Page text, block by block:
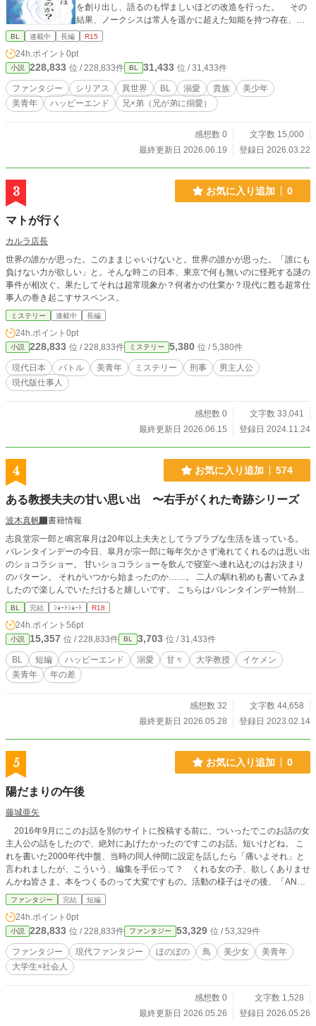
を創り出し、語るのも悍ましいほどの改造を行った。 その
結果、ノークシスは常人を遥かに超えた知能を持つ存在、
「叡智」へと変容していく。 一方、彼に才能を見出され養
の禁忌を犯した行為に慄きながらも、弟であるノークシスを
守り育てるうちに、次第に深く彼を愛するようになってい
く。 ……そしてノークシスもまた、ルキレシオンという存
在を「絶対にして唯一信頼可能な存在」として認識し、彼な
りの言葉と仕草で心を寄り添わせ始めるのだった。 イグゼ
繋がりのない兄弟の繰り広げる異世界ファンタジーBL小説。
ハッピーエンド、念のためＲ１５指定。１８禁になるかは未
BL 連載中 長編 R15
24h.ポイント 0pt
小説 228,833 位 / 228,833件 BL 31,433 位 / 31,433件
ファンタジー シリアス 異世界 BL 溺愛 貴族
美少年
美青年
ハッピーエンド 兄×弟（兄が弟に搦愛）
感想数 0
文字数 15,000
最終更新日 2026.06.19
登録日 2026.03.22
3 お気に入り追加 0
マトが行く
カルラ店長
世界の誰かが思った。このままじゃいけないと。世界の誰かが思った。「誰にも
負けない力が欲しい」と。そんな時この日本、東京で何も無いのに怪死する謎の
事件が相次ぐ。果たしてそれは超常現象か？何者かの仕業か？現代に甦る超常仕
事人の巻き起こすサスペンス。
ミステリー 連載中 長編
24h.ポイント 0pt
小説 228,833 位 / 228,833件 ミステリー 5,380 位 / 5,380件
現代日本 バトル 美青年 ミステリー 刑事
男主人公
現代版仕事人
感想数 0
文字数 33,041
最終更新日 2026.06.15
登録日 2024.11.24
4 お気に入り追加 574
ある教授夫夫の甘い思い出 〜右手がくれた奇跡シリーズ
波木真帆
書籍情報
志良堂宗一郎と鳴宮皐月は20年以上夫夫としてラブラブな生活を送っている。
バレンタインデーの今日、皐月が宗一郎に毎年欠かさず淹れてくれるのは思い出
のショコラショー。 甘いショコラショーを飲んで寝室へ連れ込むのはお決まり
のパターン。 それがいつから始まったのか……。 二人の馴れ初めも書いてみま
したので楽しんでいただけると嬉しいです。 こちらはバレンタインデー特別編
でどこかのシリーズの番外編に入れちゃおうと書いていたのですが、ちょっと長
くなったので単独で作品を出してみました。 これからこの夫夫の物語も書いて
いくかもしれません。 シリーズものですが、単体で楽しんでいただけます。 こ
の夫夫がもっと知りたい場合は 『運命の出会いは空港で 〜クールなイケメン
社長は無自覚煽りの可愛い子ちゃんに我慢できない』 という作品の番外編 『あ
る教授夫夫のお話』をご覧いただけるとわかりやすいかと思います。 R18には
※つけます。
BL 完結 ｼｮｰﾄｼｮｰﾄ R18
24h.ポイント 56pt
小説 15,357 位 / 228,833件 BL 3,703 位 / 31,433件
BL 短編 ハッピーエンド 溺愛 甘々 大学教授
イケメン
美青年
年の差
感想数 32
文字数 44,658
最終更新日 2026.05.28
登録日 2023.02.14
5 お気に入り追加 0
陽だまりの午後
藤城亜矢
2016年9月にこのお話を別のサイトに投稿する前に、ついったでこのお話の女
主人公の話をしたので、絶対にあげたかったのですこのお話。短いけどね。 こ
れを書いた2000年代中盤、当時の同人仲間に設定を話したら「痛いよそれ」と
言われましたが、こういう、編集を手伝って？ くれる女の子、欲しくありませ
んかね皆さま。本をつくるのって大変ですもの。活動の様子はその後、「ANGE
L ATTACKむという作品の番外編にさせていただきました。 元は、2000年代
前半に、マリア様がみてるのなりきりチャットに参加してて、そちらで知り合っ
た方が当時私がやってた個人サイトにいらしてくださり、キリ番を取られたんで
す笑 確か3000だったかな。で、リクエストを募ったらファンタジーというお
題をいただきまして、頭を絞ったら、80年代の有名な少女漫画を思い出した
と。そのお話がイギリスものなので、彼氏役がイギリス混血のイケメンになった
のかな。 ちなみに、彼に関する注意その1。私がゴダイゴに夢中な今混血のハン
ダブルとは、日本人と他民族・他国籍・他人種などとの間に生まれた者。複数の
ファンタジー 完結 短編
24h.ポイント 0pt
小説 228,833 位 / 228,833件 ファンタジー 53,329 位 / 53,329件
ファンタジー 現代ファンタジー ほのぼの 鳥 美少女
美青年
大学生×社会人
感想数 0
文字数 1,528
最終更新日 2026.05.26
登録日 2026.05.26